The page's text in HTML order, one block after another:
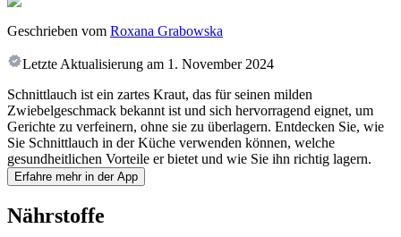
Geschrieben vom Roxana Grabowska
Letzte Aktualisierung am 1. November 2024
Schnittlauch ist ein zartes Kraut, das für seinen milden
Zwiebelgeschmack bekannt ist und sich hervorragend eignet, um
Gerichte zu verfeinern, ohne sie zu überlagern. Entdecken Sie, wie
Sie Schnittlauch in der Küche verwenden können, welche
gesundheitlichen Vorteile er bietet und wie Sie ihn richtig lagern.
Erfahre mehr in der App
Nährstoffe